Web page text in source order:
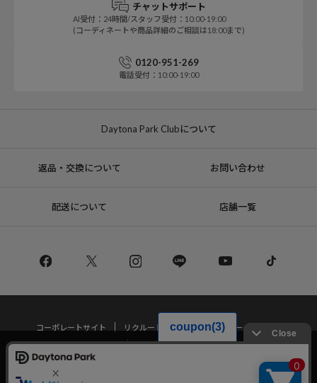
チャットサポート
AI受付：24時間/スタッフ受付：10:00-19:00
(コーディネートや商品詳細のご相談は18:00まで)
0120-951-269
電話受付：10:00-19:00
Daytona Park Clubについて
返品・交換について お問い合わせ
配送について 店舗一覧
コーポレートサイト リクルート
サステナブルマークについて
プライバシーポリシー
特定商取引法・古物営業法に基づく表記
当サイトでは利用体験の向上およびコンテンツの最適な提供、トラフィック
の分析を目的としてCookieを使用しています。